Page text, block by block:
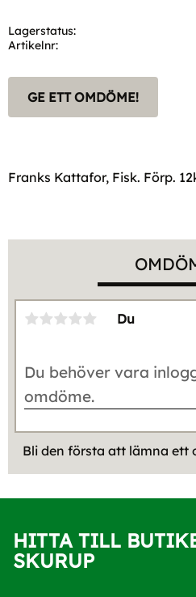
Lagerstatus
Artikelnr
GE ETT OMDÖME!
Franks Kattafor, Fisk. Förp.
Du
Bli den första att lämna ett
HITTA TILL
SKURUP